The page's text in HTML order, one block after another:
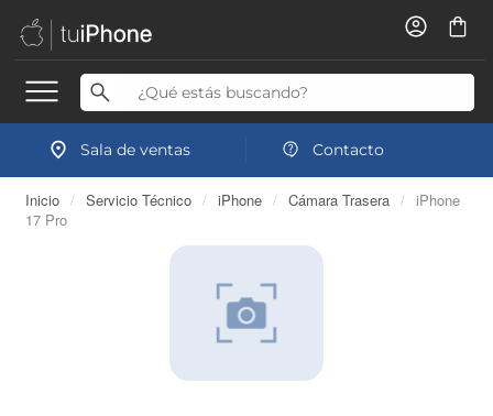
Sala de ventas Contacto
Inicio / Servicio Técnico / iPhone / Cámara Trasera / iPhone
17 Pro